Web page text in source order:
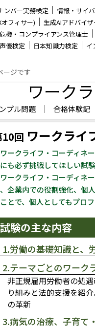
ンバー実務検定 │ 情報・サイ
フィサー) │ 生成AIアドバイザ
機・コンプライアンス管理士 │
声優検定 │ 日本知識力検定 │ イ
ージです
ワーク
プル問題 │ 合格体験記
回 ワークライ
ワークライフ・コーディネ
も必ず挑戦してほしい試験
ワークライフ・コーディネ
企業内での役割強化、個
とで、個人としてもプロ
試験の主な内容
1.労働の基礎知識と、
2.テーマごとのワーク
非正規雇用労働者の処
り組みと法的支援を紹
の革新
3.病気の治療、子育て